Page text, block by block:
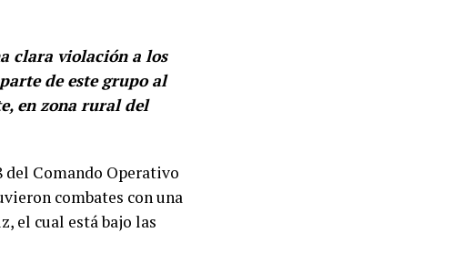
clara violación a los
de este grupo al
en zona rural del
del Comando Operativo
combates con una
el cual está bajo las